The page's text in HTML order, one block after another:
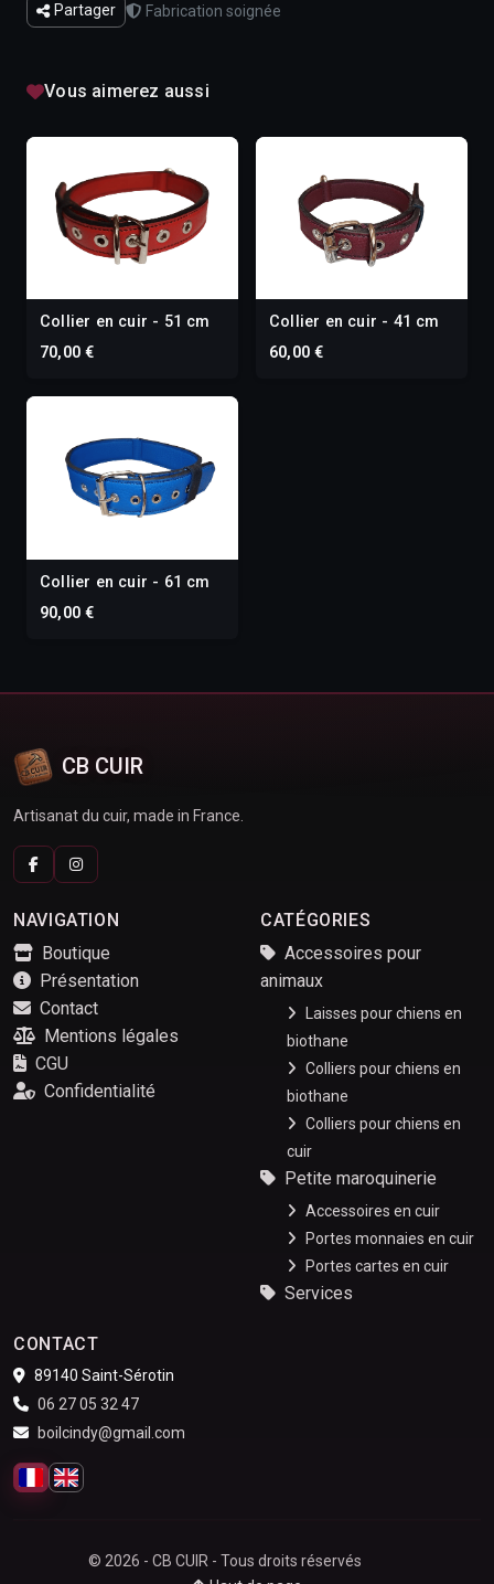
Partager Fabrication soignée
Vous aimerez aussi
Collier en cuir - 51 cm
70,00 €
Collier en cuir - 41 cm
60,00 €
Collier en cuir - 61 cm
90,00 €
CB CUIR
Artisanat du cuir, made in France.
NAVIGATION
Boutique
Présentation
Contact
Mentions légales
CGU
Confidentialité
CATÉGORIES
Accessoires pour
animaux
Laisses pour chiens en
biothane
Colliers pour chiens en
biothane
Colliers pour chiens en
cuir
Petite maroquinerie
Accessoires en cuir
Portes monnaies en cuir
Portes cartes en cuir
Services
CONTACT
89140 Saint-Sérotin
06 27 05 32 47
boilcindy@gmail.com
FrançaisEnglish
© 2026 - CB CUIR - Tous droits réservés